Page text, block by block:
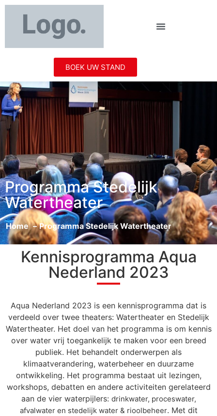
BOEK UW STAND
Programma Stedelijk
Watertheater
Home Programma Stedelijk Watertheater
Kennisprogramma Aqua
Nederland 2023
Aqua Nederland 2023 is een kennisprogramma dat is
verdeeld over twee theaters: Watertheater en Stedelijk
Watertheater. Het doel van het programma is om kennis
over water vrij toegankelijk te maken voor een breed
publiek. Het behandelt onderwerpen als
klimaatverandering, waterbeheer en duurzame
ontwikkeling. Het programma bestaat uit lezingen,
workshops, debatten en andere activiteiten gerelateerd
aan de vier waterpijlers: drinkwater, proceswater,
afvalwater en stedelijk water & rioolbeheer. Met dit